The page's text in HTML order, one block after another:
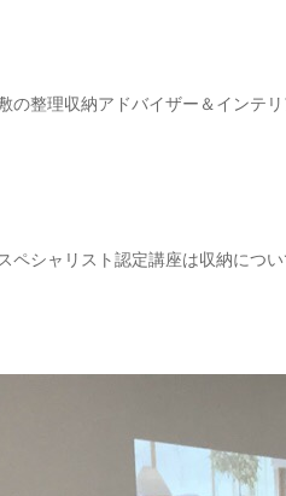
の整理収納アドバイザー＆インテ
ペシャリスト認定講座は収納につい